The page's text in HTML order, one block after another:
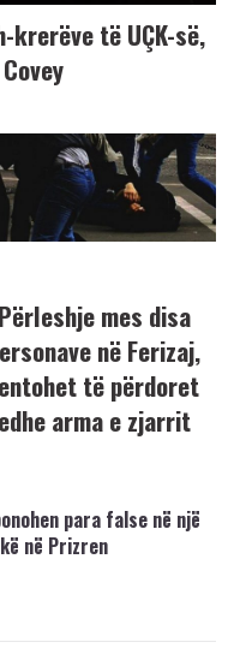
krerëve të UÇK-së,
Përleshje mes disa
në Ferizaj,
të përdoret
edhe arma e zjarrit
para false në një
në Prizren